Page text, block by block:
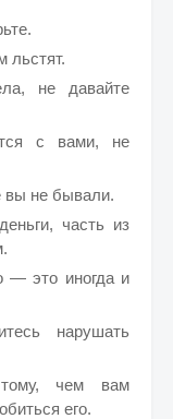
льстят.
не давайте
с вами, не
вы не бывали.
часть из
— это иногда и
нарушать
чем вам
его.